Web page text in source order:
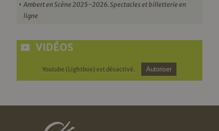
Ambert en Scène 2025-2026. Spectacles et billetterie en
ligne
VIDÉOS
Youtube (Lightbox) est désactivé. Autoriser